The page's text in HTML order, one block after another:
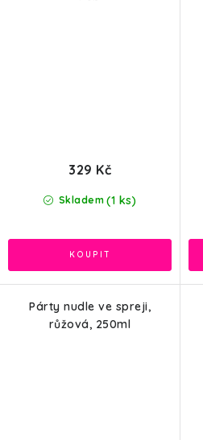
Skladem (1 ks)
329 Kč
Párty nudle ve spreji,
růžová, 250ml